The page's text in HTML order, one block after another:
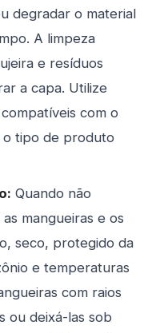
degradar o material
A limpeza
e resíduos
a capa. Utilize
com o
o tipo de produto
Quando não
mangueiras e os
seco, protegido da
e temperaturas
com raios
ou deixá-las sob